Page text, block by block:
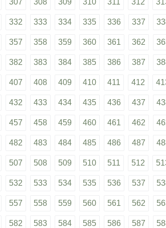
332 333 334 335 336 337
357 358 359 360 361 362
382 383 384 385 386 387
407 408 409 410 411 412
432 433 434 435 436 437
457 458 459 460 461 462
482 483 484 485 486 487
507 508 509 510 511 512
532 533 534 535 536 537
557 558 559 560 561 562
582 583 584 585 586 587